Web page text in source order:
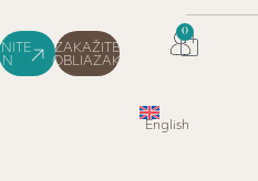
ZAKAŽITE
OBLIAZAK
English
0